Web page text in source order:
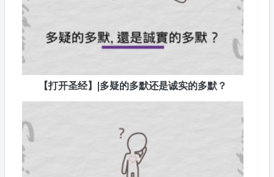
【打开圣经】|多疑的多默还是诚实的多默？